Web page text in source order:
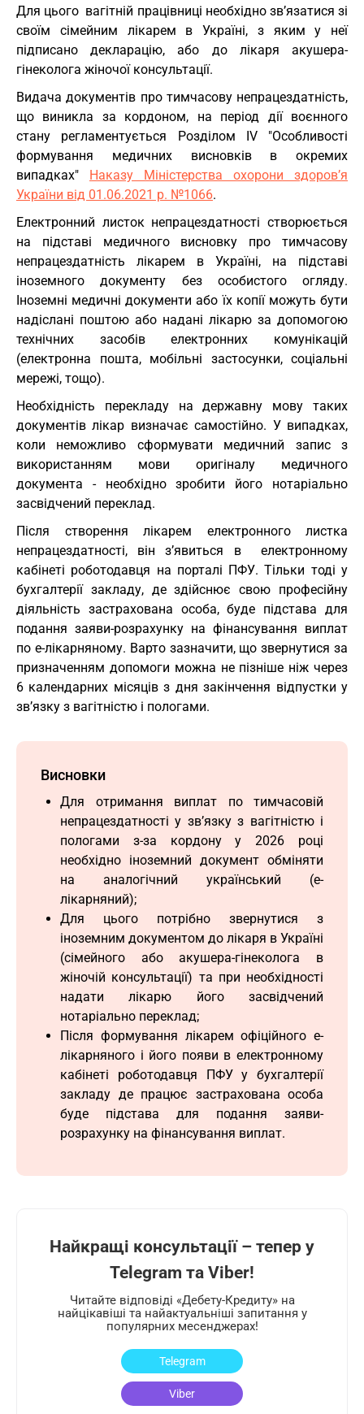
Для цього вагітній працівниці необхідно зв’язатися зі
своїм сімейним лікарем в Україні, з яким у неї
підписано декларацію, або до лікаря акушера-
гінеколога жіночої консультації.
Видача документів про тимчасову непрацездатність,
що виникла за кордоном, на період дії воєнного
стану регламентується Розділом ІV "Особливості
формування медичних висновків в окремих
випадках" Наказу Міністерства охорони здоров’я
України від 01.06.2021 р. №1066.
Електронний листок непрацездатності створюється
на підставі медичного висновку про тимчасову
непрацездатність лікарем в Україні, на підставі
іноземного документу без особистого огляду.
Іноземні медичні документи або їх копії можуть бути
надіслані поштою або надані лікарю за допомогою
технічних засобів електронних комунікацій
(електронна пошта, мобільні застосунки, соціальні
мережі, тощо).
Необхідність перекладу на державну мову таких
документів лікар визначає самостійно. У випадках,
коли неможливо сформувати медичний запис з
використанням мови оригіналу медичного
документа - необхідно зробити його нотаріально
засвідчений переклад.
Після створення лікарем електронного листка
непрацездатності, він з’явиться в електронному
кабінеті роботодавця на порталі ПФУ. Тільки тоді у
бухгалтерії закладу, де здійснює свою професійну
діяльність застрахована особа, буде підстава для
подання заяви-розрахунку на фінансування виплат
по е-лікарняному. Варто зазначити, що звернутися за
призначенням допомоги можна не пізніше ніж через
6 календарних місяців з дня закінчення відпустки у
зв’язку з вагітністю і пологами.
Висновки
Для отримання виплат по тимчасовій
непрацездатності у зв’язку з вагітністю і
пологами з-за кордону у 2026 році
необхідно іноземний документ обміняти
на аналогічний український (е-
лікарняний);
Для цього потрібно звернутися з
іноземним документом до лікаря в Україні
(сімейного або акушера-гінеколога в
жіночій консультації) та при необхідності
надати лікарю його засвідчений
нотаріально переклад;
Після формування лікарем офіційного е-
лікарняного і його появи в електронному
кабінеті роботодавця ПФУ у бухгалтерії
закладу де працює застрахована особа
буде підстава для подання заяви-
розрахунку на фінансування виплат.
Найкращі консультації – тепер у
Telegram та Viber!
Читайте відповіді «Дебету-Кредиту» на
найцікавіші та найактуальніші запитання у
популярних месенджерах!
Telegram
Viber